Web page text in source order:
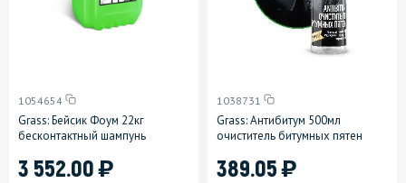
1054654
Grass: Бейсик Фоум 22кг
бесконтактный шампунь
3 552.00)
1038731
Grass: Антибитум 500мл
очиститель битумных пятен
389.05)